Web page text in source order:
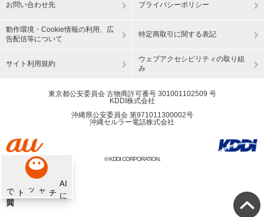
お問い合わせ先 プライバシーポリシー
動作環境・Cookie情報の利用、広
告配信等について
特定商取引に関する表記
サイト利用規約
ウェブアクセシビリティの取り組
み
東京都公安委員会 古物商許可番号 301001102509 号
KDDI株式会社
沖縄県公安委員会 第971011300002号
沖縄セルラー電話株式会社
© KDDI CORPORATION.